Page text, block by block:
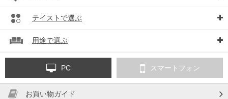
テイストで選ぶ
用途で選ぶ
PC スマートフォン
お買い物ガイド